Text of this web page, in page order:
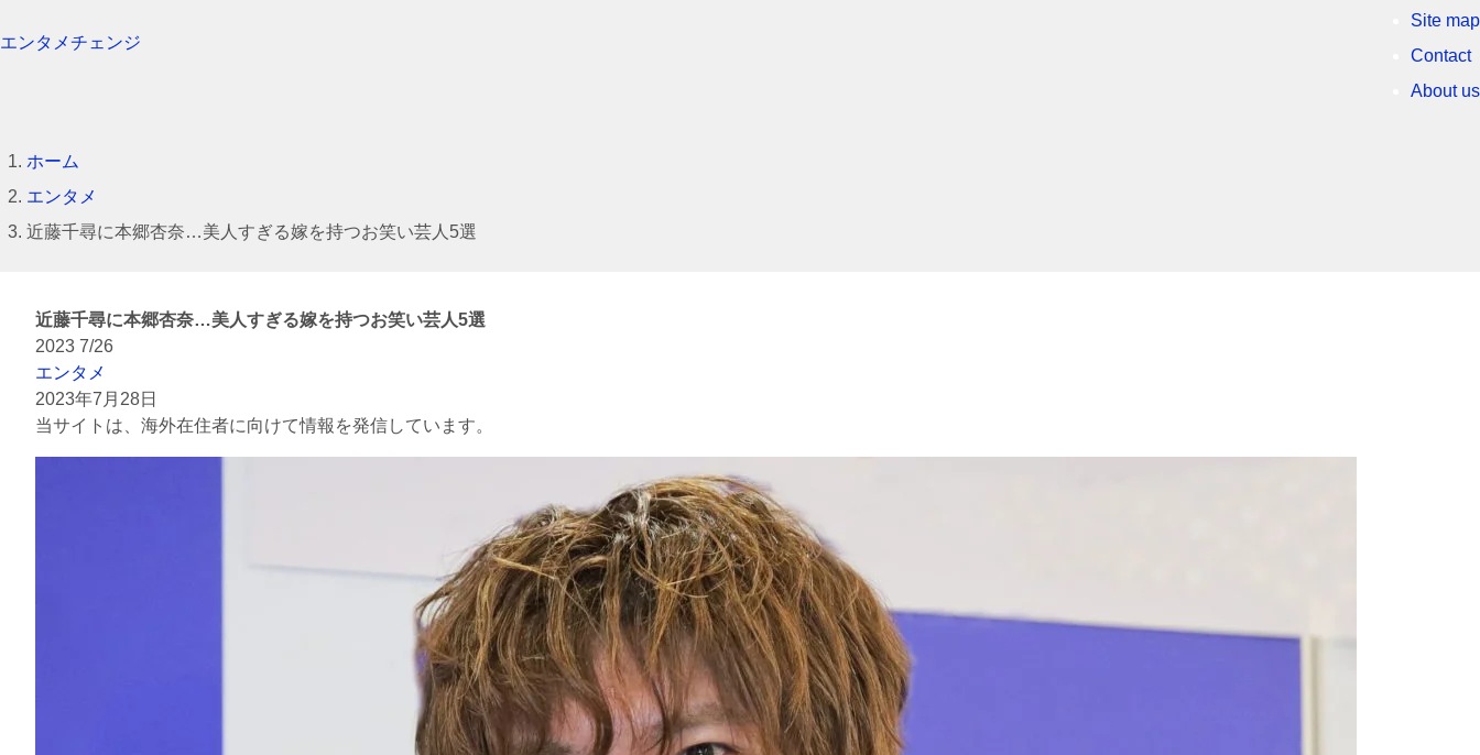
エンタメチェンジ
Site map
Contact
About us
ホーム
エンタメ
近藤千尋に本郷杏奈…美人すぎる嫁を持つお笑い芸人5選
近藤千尋に本郷杏奈…美人すぎる嫁を持つお笑い芸人5選
2023 7/26
エンタメ
2023年7月28日
当サイトは、海外在住者に向けて情報を発信しています。